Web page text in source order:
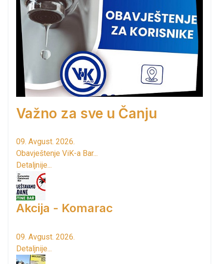
Važno za sve u Čanju
09. Avgust. 2026.
Obavještenje ViK-a Bar...
Detaljnije...
Akcija - Komarac
09. Avgust. 2026.
Detaljnije...